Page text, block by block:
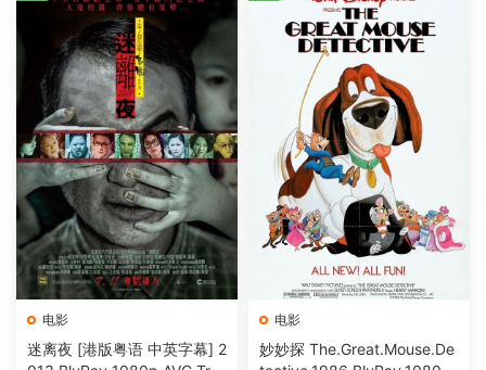
电影
迷离夜 [港版粤语 中英字幕] 2
电影
妙妙探 The.Great.Mouse.De